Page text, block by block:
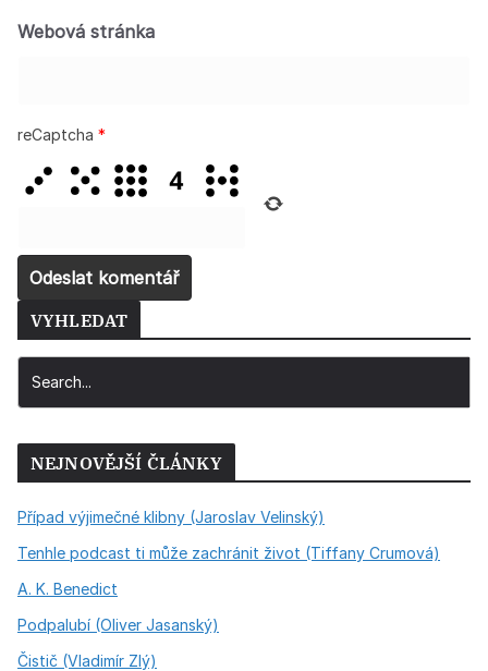
Webová stránka
reCaptcha *
VYHLEDAT
NEJNOVĚJŠÍ ČLÁNKY
Případ výjimečné klibny (Jaroslav Velinský)
Tenhle podcast ti může zachránit život (Tiffany Crumová)
A. K. Benedict
Podpalubí (Oliver Jasanský)
Čistič (Vladimír Zlý)